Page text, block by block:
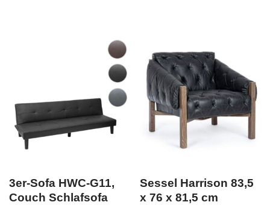
3er-Sofa HWC-G11,
Couch Schlafsofa
Sessel Harrison 83,5
x 76 x 81,5 cm